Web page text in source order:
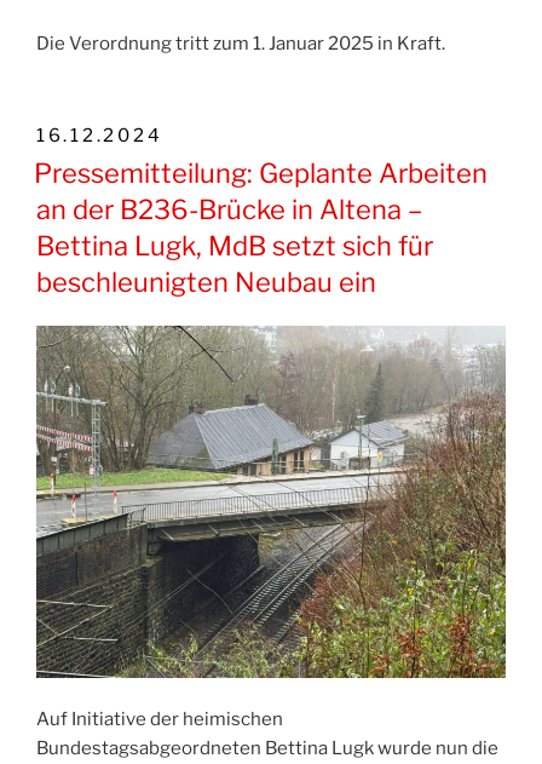
Die Verordnung tritt zum 1. Januar 2025 in Kraft.
VERÖFFENTLICHT
AM
16.12.2024
Pressemitteilung: Geplante Arbeiten
an der B236-Brücke in Altena –
Bettina Lugk, MdB setzt sich für
beschleunigten Neubau ein
Auf Initiative der heimischen
Bundestagsabgeordneten Bettina Lugk wurde nun die